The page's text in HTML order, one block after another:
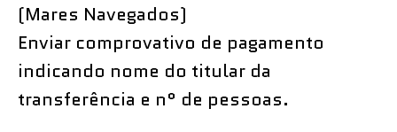
(Mares Navegados)
Enviar comprovativo de pagamento
indicando nome do titular da
transferência e n° de pessoas.